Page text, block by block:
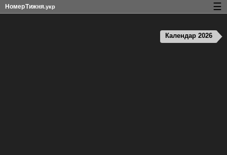
Календар 2026
НомерТижня.укр ☰